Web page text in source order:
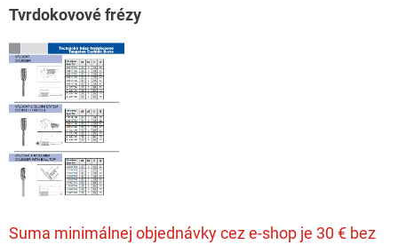
Tvrdokovové frézy
Suma minimálnej objednávky cez e-shop je 30 € bez